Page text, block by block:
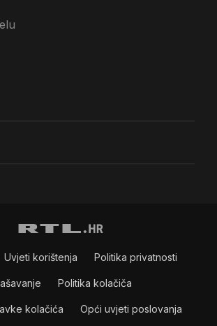
Uvjeti korištenja Politika privatnosti
Politika kolačiča
kolačića Opći uvjeti poslovanja